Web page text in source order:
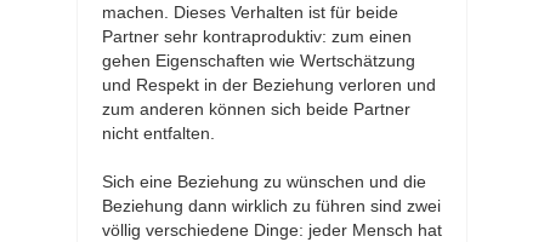
machen. Dieses Verhalten ist für beide
Partner sehr kontraproduktiv: zum einen
gehen Eigenschaften wie Wertschätzung
und Respekt in der Beziehung verloren und
zum anderen können sich beide Partner
nicht entfalten.
Sich eine Beziehung zu wünschen und die
Beziehung dann wirklich zu führen sind zwei
völlig verschiedene Dinge: jeder Mensch hat